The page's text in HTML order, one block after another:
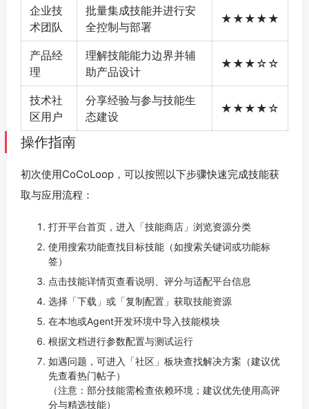
企业技
术团队
批量集成技能并进行安
全控制与部署
★★★★★
产品经
理
理解技能能力边界并辅
助产品设计
★★★☆☆
技术社
区用户
分享经验与参与技能生
态建设
★★★★☆
操作指南
初次使用CoCoLoop，可以按照以下步骤快速完成技能获
取与应用流程：
打开平台首页，进入「技能商店」浏览资源分类
使用搜索功能查找目标技能（如搜索关键词或功能标
签）
点击技能详情页查看说明、评分与适配平台信息
选择「下载」或「复制配置」获取技能资源
在本地或Agent开发环境中导入技能模块
根据文档进行参数配置与测试运行
如遇问题，可进入「社区」板块查找解决方案（建议优
先查看热门帖子）
（注意：部分技能需检查依赖环境；建议优先使用高评
分与精选技能）